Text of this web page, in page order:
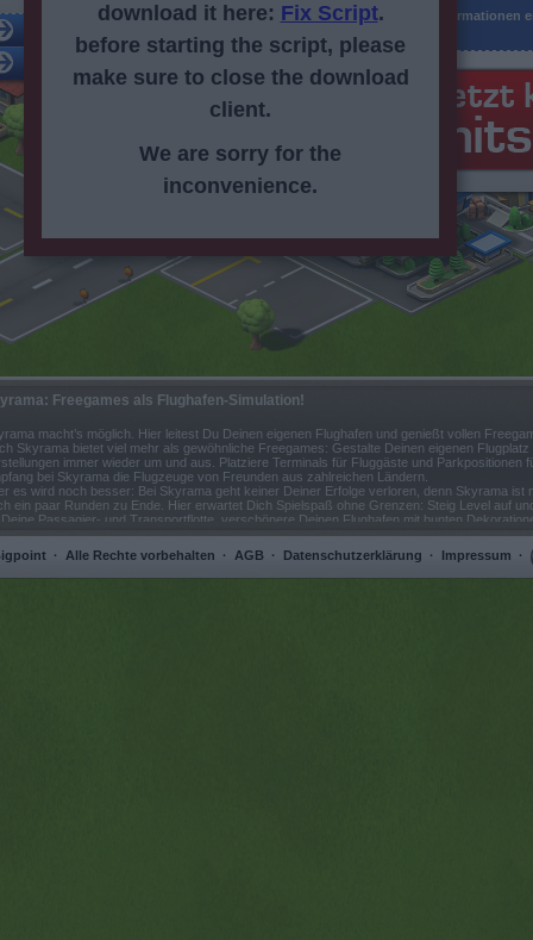
Freegames als Flughafen-Simulation!
macht’s möglich. Hier leitest Du Deinen eigenen Flughafen und genießt vollen
Skyrama bietet viel mehr als gewöhnliche Freegames: Gestalte Deinen eigenen
immer wieder um und aus. Platziere Terminals für Fluggäste und Parkpositionen
bei Skyrama die Flugzeuge von Freunden aus zahlreichen Ländern.
es wird noch besser: Bei Skyrama geht keiner Deiner Erfolge verloren, denn Skyrama ist
ein paar Runden zu Ende. Hier erwartet Dich Spielspaß ohne Grenzen: Steig Level auf
Passagier- und Transportflotte, verschönere Deinen Flughafen mit bunten
so neue Passagiere.
spielst Du Freegames wie Skyrama nicht allein: Besuch die Flugplätze Deiner
ein. Schon bald ist Dein Flughafen Dreh- und Angelpunkt der internationalen
Du sonst so viele Möglichkeiten?
Spielinformationen
· Alle Rechte vorbehalten · AGB · Datenschutzerklärung · Impressum ·
download it here: Fix Script.
before starting the script, please
make sure to close the download
client.
We are sorry for the
inconvenience.